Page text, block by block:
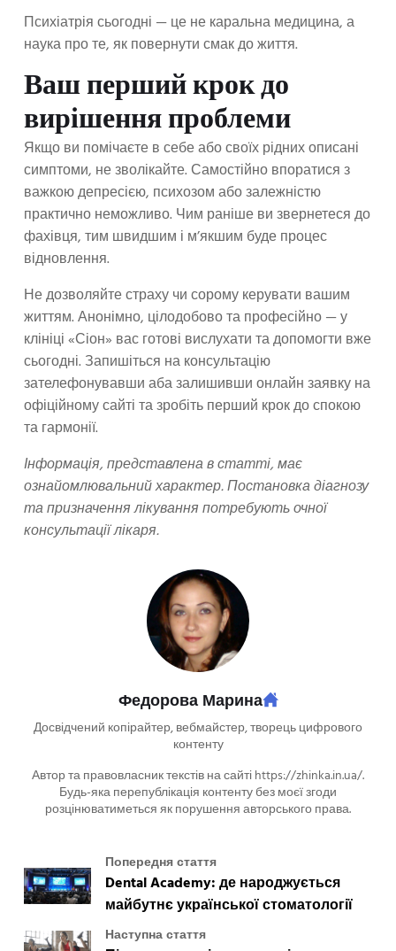
Психіатрія сьогодні — це не каральна медицина, а
наука про те, як повернути смак до життя.
Ваш перший крок до
вирішення проблеми
Якщо ви помічаєте в себе або своїх рідних описані
симптоми, не зволікайте. Самостійно впоратися з
важкою депресією, психозом або залежністю
практично неможливо. Чим раніше ви звернетеся до
фахівця, тим швидшим і м’якшим буде процес
відновлення.
Не дозволяйте страху чи сорому керувати вашим
життям. Анонімно, цілодобово та професійно — у
клініці «Сіон» вас готові вислухати та допомогти вже
сьогодні. Запишіться на консультацію
зателефонувавши аба залишивши онлайн заявку на
офіційному сайті та зробіть перший крок до спокою
та гармонії.
Інформація, представлена в статті, має
ознайомлювальний характер. Постановка діагнозу
та призначення лікування потребують очної
консультації лікаря.
Федорова Марина
Досвідчений копірайтер, вебмайстер, творець цифрового
контенту
Автор та правовласник текстів на сайті https://zhinka.in.ua/.
Будь-яка перепублікація контенту без моєї згоди
розцінюватиметься як порушення авторського права.
Попередня стаття
Dental Academy: де народжується
майбутнє української стоматології
Наступна стаття